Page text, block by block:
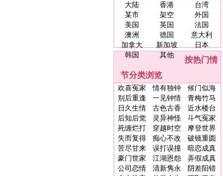
大陆 香港
台湾
某市
架空
外国
美国
英国
法国
澳洲
德国
意大利
加拿大
新加坡
日本
韩国
其他
按热门情
节分类浏览
欢喜冤家 情有独钟
候门似海
别后重逢
一见钟情
青梅竹马
日久生情
古色古香
近水楼台
后知后觉
灵异神怪
斗气冤家
死缠烂打
穿越时空
摩登世界
失而复得
痴心不改
破镜重圆
苦尽甘来
误打误撞
暗恋成真
豪门世家
江湖恩怨
弄假成真
公司恋情
清新隽永
阴差阳错